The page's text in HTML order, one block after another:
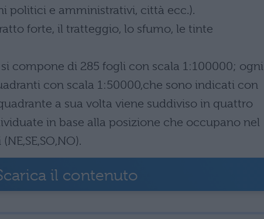
politici e amministrativi, città ecc.).
forte, il tratteggio, lo sfumo, le tinte
compone di 285 fogli con scala 1:100000; ogni
con scala 1:50000,che sono indicati con
a sua volta viene suddiviso in quattro
in base alla posizione che occupano nel
il contenuto